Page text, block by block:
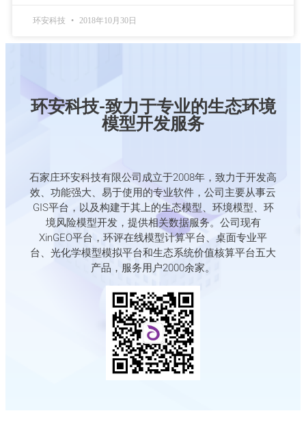
环安科技 2018年10月30日
环安科技-致力于专业的生态环境
模型开发服务
石家庄环安科技有限公司成立于2008年，致力于开发高
效、功能强大、易于使用的专业软件，公司主要从事云
GIS平台，以及构建于其上的生态模型、环境模型、环
境风险模型开发，提供相关数据服务。公司现有
XinGEO平台，环评在线模型计算平台、桌面专业平
台、光化学模型模拟平台和生态系统价值核算平台五大
产品，服务用户2000余家。